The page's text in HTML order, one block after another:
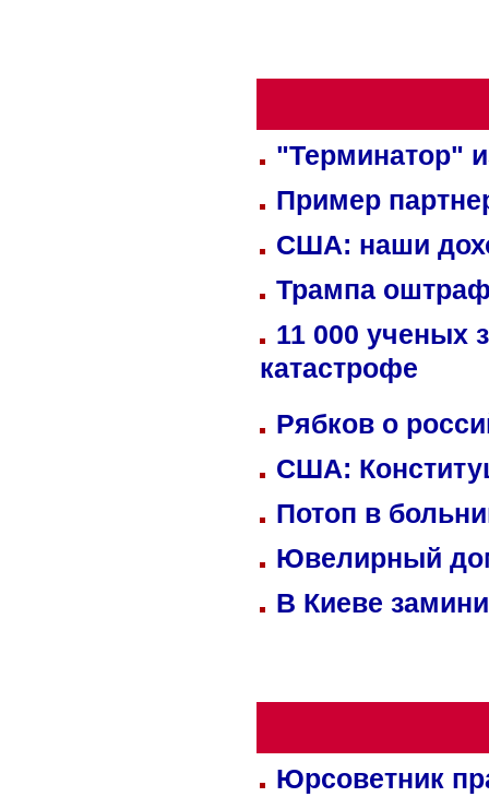
"Терминатор"
Пример
США: наши
Трампа
11 000 ученых
катастрофе
Рябков о
США:
Потоп в
Ювелирный
В Киеве
Юрсоветник